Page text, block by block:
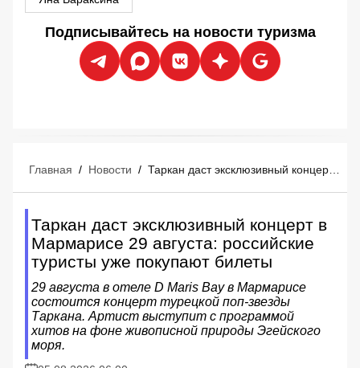
Подписывайтесь на новости туризма
Главная / Новости /
Таркан даст эксклюзивный концерт в
Мармарисе 29 августа: российские
туристы уже покупают билеты
29 августа в отеле D Maris Bay в Мармарисе
состоится концерт турецкой поп-звезды
Таркана. Артист выступит с программой
хитов на фоне живописной природы Эгейского
моря.